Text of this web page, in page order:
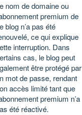
nom de domaine ou
premium de
blog n’a pas été
ce qui explique
interruption. Dans
cas, le blog peut
être protégé par
mot de passe, rendant
accès limité tant que
premium n’a
été réactivé.